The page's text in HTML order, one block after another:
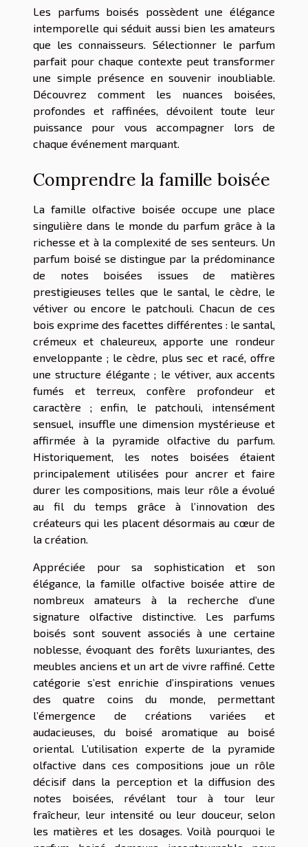
Les parfums boisés possèdent une élégance
intemporelle qui séduit aussi bien les amateurs
que les connaisseurs. Sélectionner le parfum
parfait pour chaque contexte peut transformer
une simple présence en souvenir inoubliable.
Découvrez comment les nuances boisées,
profondes et raffinées, dévoilent toute leur
puissance pour vous accompagner lors de
chaque événement marquant.
Comprendre la famille boisée
La famille olfactive boisée occupe une place
singulière dans le monde du parfum grâce à la
richesse et à la complexité de ses senteurs. Un
parfum boisé se distingue par la prédominance
de notes boisées issues de matières
prestigieuses telles que le santal, le cèdre, le
vétiver ou encore le patchouli. Chacun de ces
bois exprime des facettes différentes : le santal,
crémeux et chaleureux, apporte une rondeur
enveloppante ; le cèdre, plus sec et racé, offre
une structure élégante ; le vétiver, aux accents
fumés et terreux, confère profondeur et
caractère ; enfin, le patchouli, intensément
sensuel, insuffle une dimension mystérieuse et
affirmée à la pyramide olfactive du parfum.
Historiquement, les notes boisées étaient
principalement utilisées pour ancrer et faire
durer les compositions, mais leur rôle a évolué
au fil du temps grâce à l’innovation des
créateurs qui les placent désormais au cœur de
la création.
Appréciée pour sa sophistication et son
élégance, la famille olfactive boisée attire de
nombreux amateurs à la recherche d’une
signature olfactive distinctive. Les parfums
boisés sont souvent associés à une certaine
noblesse, évoquant des forêts luxuriantes, des
meubles anciens et un art de vivre raffiné. Cette
catégorie s’est enrichie d’inspirations venues
des quatre coins du monde, permettant
l’émergence de créations variées et
audacieuses, du boisé aromatique au boisé
oriental. L’utilisation experte de la pyramide
olfactive dans ces compositions joue un rôle
décisif dans la perception et la diffusion des
notes boisées, révélant tour à tour leur
fraîcheur, leur intensité ou leur douceur, selon
les matières et les dosages. Voilà pourquoi le